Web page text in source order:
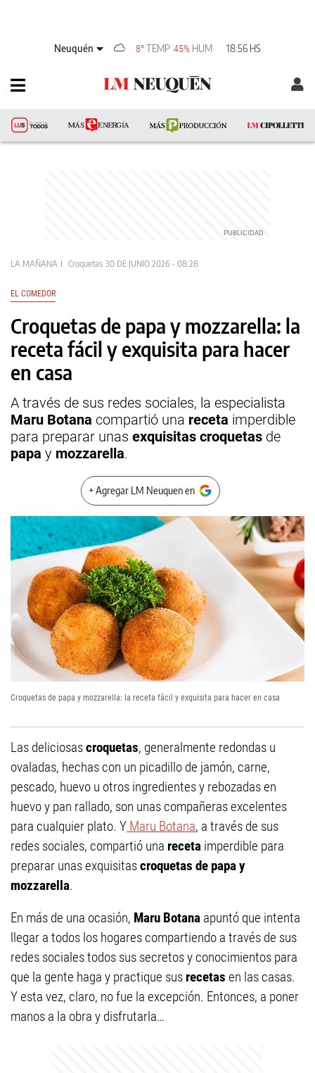
Neuquén 8°TEMP 45% HUM 18:56 HS
LA MAÑANA Croquetas 30 DE JUNIO 2026 - 08:28
EL COMEDOR
Croquetas de papa y mozzarella: la
receta fácil y exquisita para hacer
en casa
A través de sus redes sociales, la especialista
Maru Botana compartió una receta imperdible
para preparar unas exquisitas croquetas de
papa y mozzarella.
+ Agregar LM Neuquen en
Croquetas de papa y mozzarella: la receta fácil y exquisita para hacer en casa
Las deliciosascroquetas, generalmente redondas u
ovaladas, hechas con un picadillo de jamón, carne,
pescado, huevo u otros ingredientes y rebozadas en
huevo y pan rallado, son unas compañeras excelentes
para cualquier plato. Y Maru Botana, a través de sus
redes sociales, compartió una receta imperdible para
preparar unas exquisitascroquetas de papa y
mozzarella.
En más de una ocasión, Maru Botana apuntó que intenta
llegar a todos los hogares compartiendo a través de sus
redes sociales todos sus secretos y conocimientos para
que la gente haga y practique sus recetas en las casas.
Y esta vez, claro, no fue la excepción. Entonces, a poner
manos a la obra y disfrutarla…